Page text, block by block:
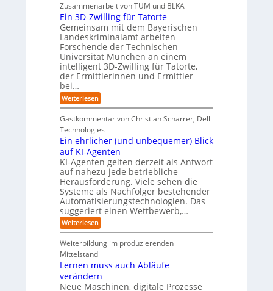
s
c
h
e
n
R
u
t
e
-
e
r
s
t
e
l
l
e
r
e
r
e
D
a
t
e
n
K
-
P
r
o
j
e
k
t
e
i
n
d
e
r
I
n
d
s
r
i
e
:
S
i
n
k
e
n
d
e
C
y
b
e
r
r
i
s
i
k
o
,
w
a
c
h
s
n
e
R
a
n
z
w
e
i
t
e
s
L
b
e
f
ü
r
I
n
d
u
s
t
r
i
e
r
o
b
e
r
Zusammenarbeit von TUM und BLKA
Ein 3D-Zwilling für Tatorte
Gemeinsam mit dem Bayerischen
Landeskriminalamt arbeiten
Forschende der Technischen
Universität München an einem
intelligent 3D-Zwilling für Tatorte,
der Ermittlerinnen und Ermittler
bei…
Weiterlesen:
E
n
3
D
-
Z
w
i
l
l
i
n
g
f
ü
r
t
o
r
Gastkommentar von Christian Scharrer, Dell
Technologies
Ein ehrlicher (und unbequemer) Blick
auf KI-Agenten
KI-Agenten gelten derzeit als Antwort
auf nahezu jede betriebliche
Herausforderung. Viele sehen die
Systeme als Nachfolger bestehender
Automatisierungstechnologien. Das
suggeriert einen Wettbewerb,…
Weiterlesen:
E
n
h
r
l
Weiterbildung im produzierenden
Mittelstand
Lernen muss auch Abläufe
verändern
Neue Maschinen, digitale Prozesse